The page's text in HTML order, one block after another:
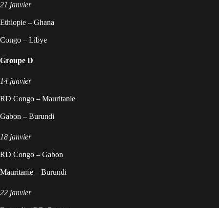
21 janvier
Ethiopie – Ghana
Congo – Libye
Groupe D
14 janvier
RD Congo – Mauritanie
Gabon – Burundi
18 janvier
RD Congo – Gabon
Mauritanie – Burundi
22 janvier